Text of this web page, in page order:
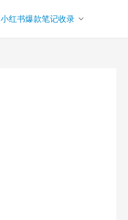
小红书爆款笔记收录